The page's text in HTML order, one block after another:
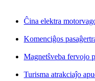
Ĉina elektra
Komenciĝos
Magnetŝveba fervojo
Turisma atrakciaĵo